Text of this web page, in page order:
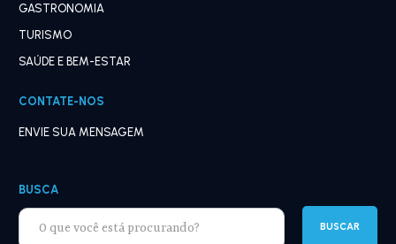
GASTRONOMIA
TURISMO
SAÚDE E BEM-ESTAR
CONTATE-NOS
ENVIE SUA MENSAGEM
BUSCA